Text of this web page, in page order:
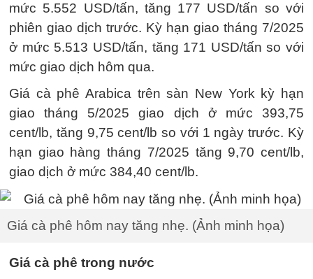
mức 5.552 USD/tấn, tăng 177 USD/tấn so với
phiên giao dịch trước. Kỳ hạn giao tháng 7/2025
ở mức 5.513 USD/tấn, tăng 171 USD/tấn so với
mức giao dịch hôm qua.
Giá cà phê Arabica trên sàn New York kỳ hạn
giao tháng 5/2025 giao dịch ở mức 393,75
cent/lb, tăng 9,75 cent/lb so với 1 ngày trước. Kỳ
hạn giao hàng tháng 7/2025 tăng 9,70 cent/lb,
giao dịch ở mức 384,40 cent/lb.
Giá cà phê hôm nay tăng nhẹ. (Ảnh minh họa)
Giá cà phê trong nước